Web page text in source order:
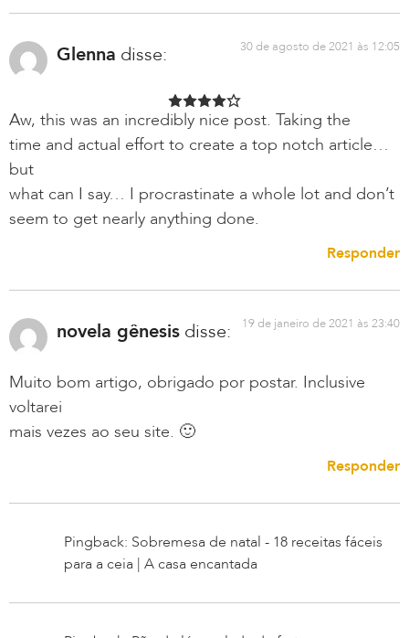
Glenna disse: 30 de agosto de 2021 às 12:05
Aw, this was an incredibly nice post. Taking the
time and actual effort to create a top notch article…
but
what can I say… I procrastinate a whole lot and don’t
seem to get nearly anything done.
Responder
novela gênesis disse: 19 de janeiro de 2021 às 23:40
Muito bom artigo, obrigado por postar. Inclusive
voltarei
mais vezes ao seu site. 🙂
Responder
Pingback: Sobremesa de natal - 18 receitas fáceis
para a ceia | A casa encantada